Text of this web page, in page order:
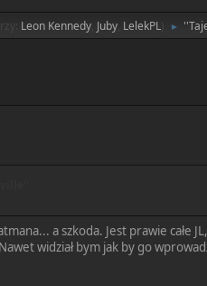
Leon Kennedy, Juby, LelekPL) ►
a szkoda. Jest prawie całe
widział bym jak by go